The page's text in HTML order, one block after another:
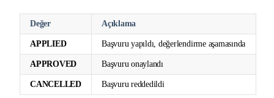
Değer Açıklama
APPLIED Başvuru yapıldı, değerlendirme aşamasında
APPROVED Başvuru onaylandı
CANCELLED Başvuru reddedildi